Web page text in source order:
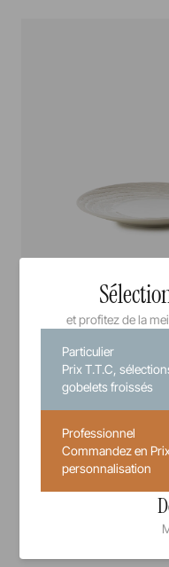
Arborescence
Assiette à dessert
et profitez de la
Particulier
Prix T.T.C,
gobelets froissés
Professionnel
Commandez en
personnalisation